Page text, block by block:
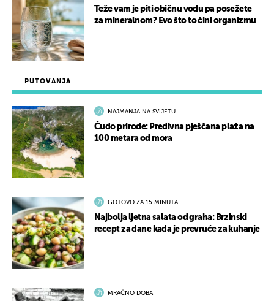
PUTOVANJA
NAJMANJA NA SVIJETU
Čudo prirode: Predivna pješčana plaža na
100 metara od mora
GOTOVO ZA 15 MINUTA
Najbolja ljetna salata od graha: Brzinski
recept za dane kada je prevruće za kuhanje
MRAČNO DOBA
Teže vam je piti običnu vodu pa posežete
za mineralnom? Evo što to čini organizmu